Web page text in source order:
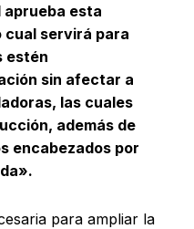
aprueba esta
servirá para
estén
sin afectar a
las cuales
además de
encabezados por
para ampliar la